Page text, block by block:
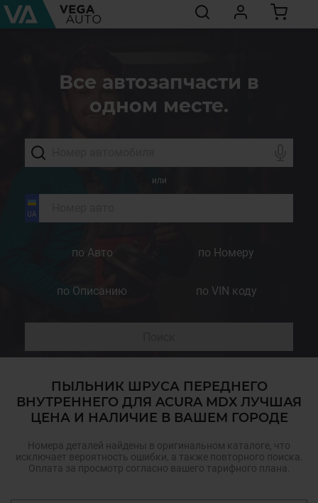
Все автозапчасти в
одном месте.
или
по Авто по Номеру
по Описанию по VIN коду
ПЫЛЬНИК ШРУСА ПЕРЕДНЕГО
ВНУТРЕННЕГО ДЛЯ ACURA MDX ЛУЧШАЯ
ЦЕНА И НАЛИЧИЕ В ВАШЕМ ГОРОДЕ
Номера деталей найдены в оригинальном каталоге, что
исключает вероятность ошибки, а также повторного поиска.
Оплата за просмотр согласно вашего тарифного плана.